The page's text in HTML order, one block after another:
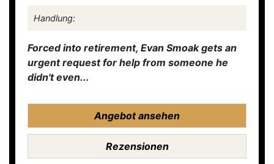
Handlung:
Forced into retirement, Evan Smoak gets an
urgent request for help from someone he
didn't even...
Angebot ansehen
Rezensionen